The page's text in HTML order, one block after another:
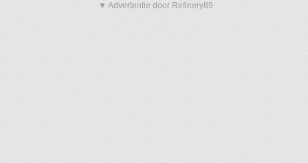
▼ Advertentie door Refinery89